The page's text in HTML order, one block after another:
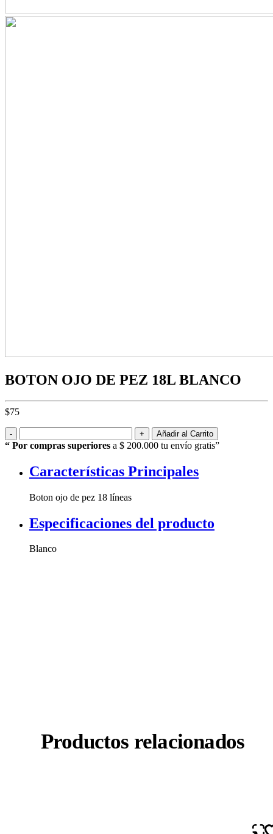
BOTON OJO DE PEZ 18L BLANCO
$75
- + Añadir al Carrito
“ Por compras superiores a $ 200.000 tu envío gratis”
Características Principales
Boton ojo de pez 18 líneas
Especificaciones del producto
Blanco
Productos relacionados